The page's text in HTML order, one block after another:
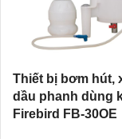
Thiết bị bơm hút,
dầu phanh dùng
Firebird FB-30OE